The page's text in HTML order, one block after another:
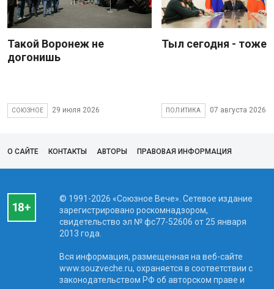
Такой Воронеж не
догонишь
СОЮЗНОЕ 29 июля 2026
Тыл сегодня - тоже
ПОЛИТИКА 07 августа 2026
О САЙТЕ КОНТАКТЫ АВТОРЫ ПРАВОВАЯ ИНФОРМАЦИЯ
© 1991-2026 «Союзное Вече». Сетевое издание
зарегистрировано роскомнадзором,
свидетельство эл № фc77-52606 от 25 января
2013 года.
Вся информация, размещенная на веб-сайте
www.souzveche.ru, охраняется в соответствии с
законодательством РФ об авторском праве и